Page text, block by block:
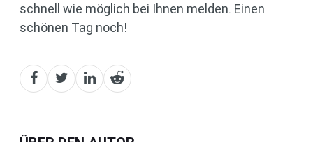
schnell wie möglich bei Ihnen melden. Einen
schönen Tag noch!